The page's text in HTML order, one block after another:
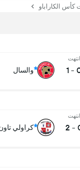
الكاراباو
انتهت
-
1 والسال
انتهت
-
2 كراولي